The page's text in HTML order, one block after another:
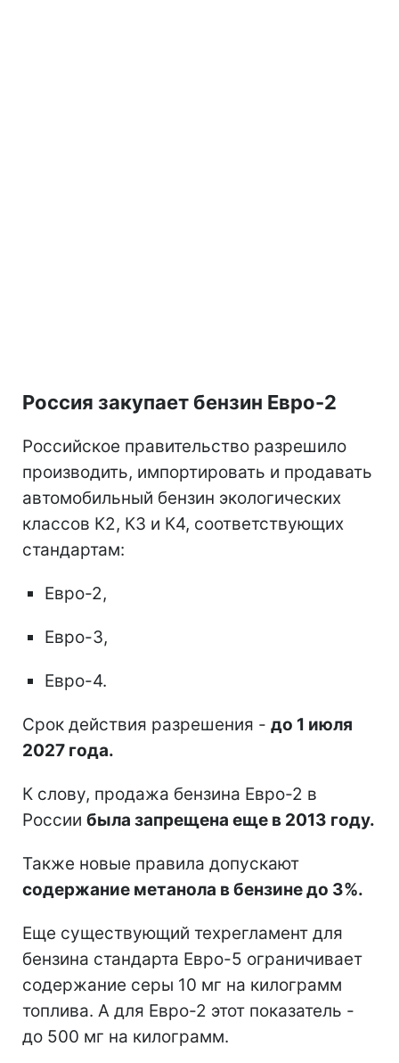
Россия закупает бензин Евро-2
Российское правительство разрешило
производить, импортировать и продавать
автомобильный бензин экологических
классов К2, К3 и К4, соответствующих
стандартам:
Евро-2,
Евро-3,
Евро-4.
Срок действия разрешения - до 1 июля
2027 года.
К слову, продажа бензина Евро-2 в
России была запрещена еще в 2013 году.
Также новые правила допускают
содержание метанола в бензине до 3%.
Еще существующий техрегламент для
бензина стандарта Евро-5 ограничивает
содержание серы 10 мг на килограмм
топлива. А для Евро-2 этот показатель -
до 500 мг на килограмм.